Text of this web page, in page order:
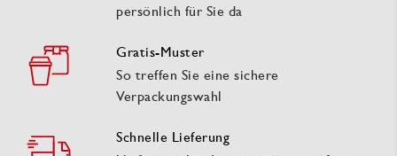
persönlich für Sie da
Gratis-Muster
So treffen Sie eine sichere
Verpackungswahl
Schnelle Lieferung